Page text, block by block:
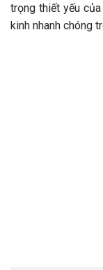
trọng thiết yếu
kinh nhanh chóng